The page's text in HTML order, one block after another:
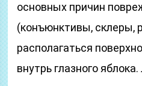
основных причин
(конъюнктивы, склеры,
располагаться
внутрь глазного